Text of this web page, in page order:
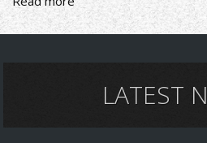
BLACKWÜLF:
ΜΕ
PENTAGRAM
LATEST